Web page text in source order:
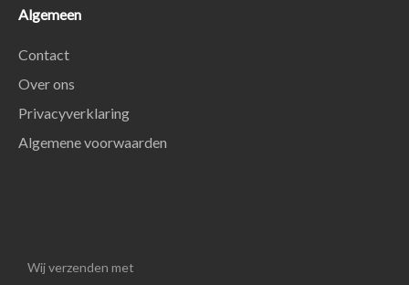
Algemeen
Contact
Over ons
Privacyverklaring
Algemene voorwaarden
Wij verzenden met